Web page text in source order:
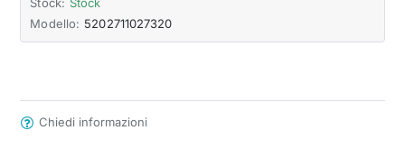
Modello: 5202711027320
Chiedi informazioni